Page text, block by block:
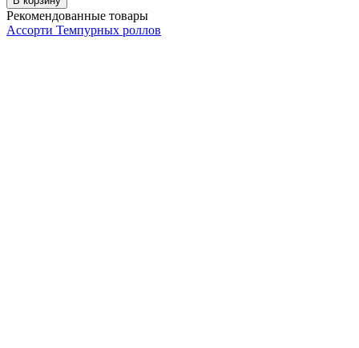
Рекомендованные товары
Ассорти Темпурных роллов